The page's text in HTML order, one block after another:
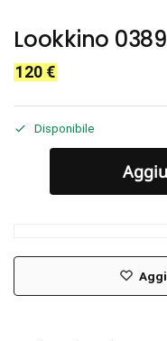
Lookkino
120 €
Disponibile